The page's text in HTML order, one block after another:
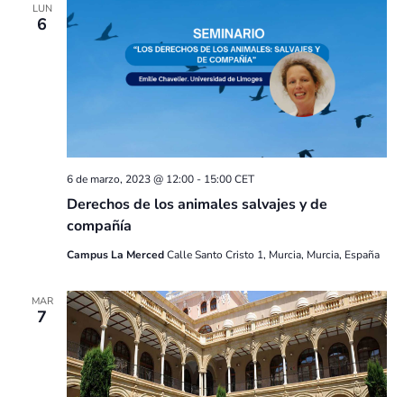
LUN
6
Derechos de los animales salvajes y de
compañía
6 de marzo, 2023 @ 12:00- 15:00 CET
Campus La MercedCalle Santo Cristo 1, Murcia, Murcia, España
MAR
7